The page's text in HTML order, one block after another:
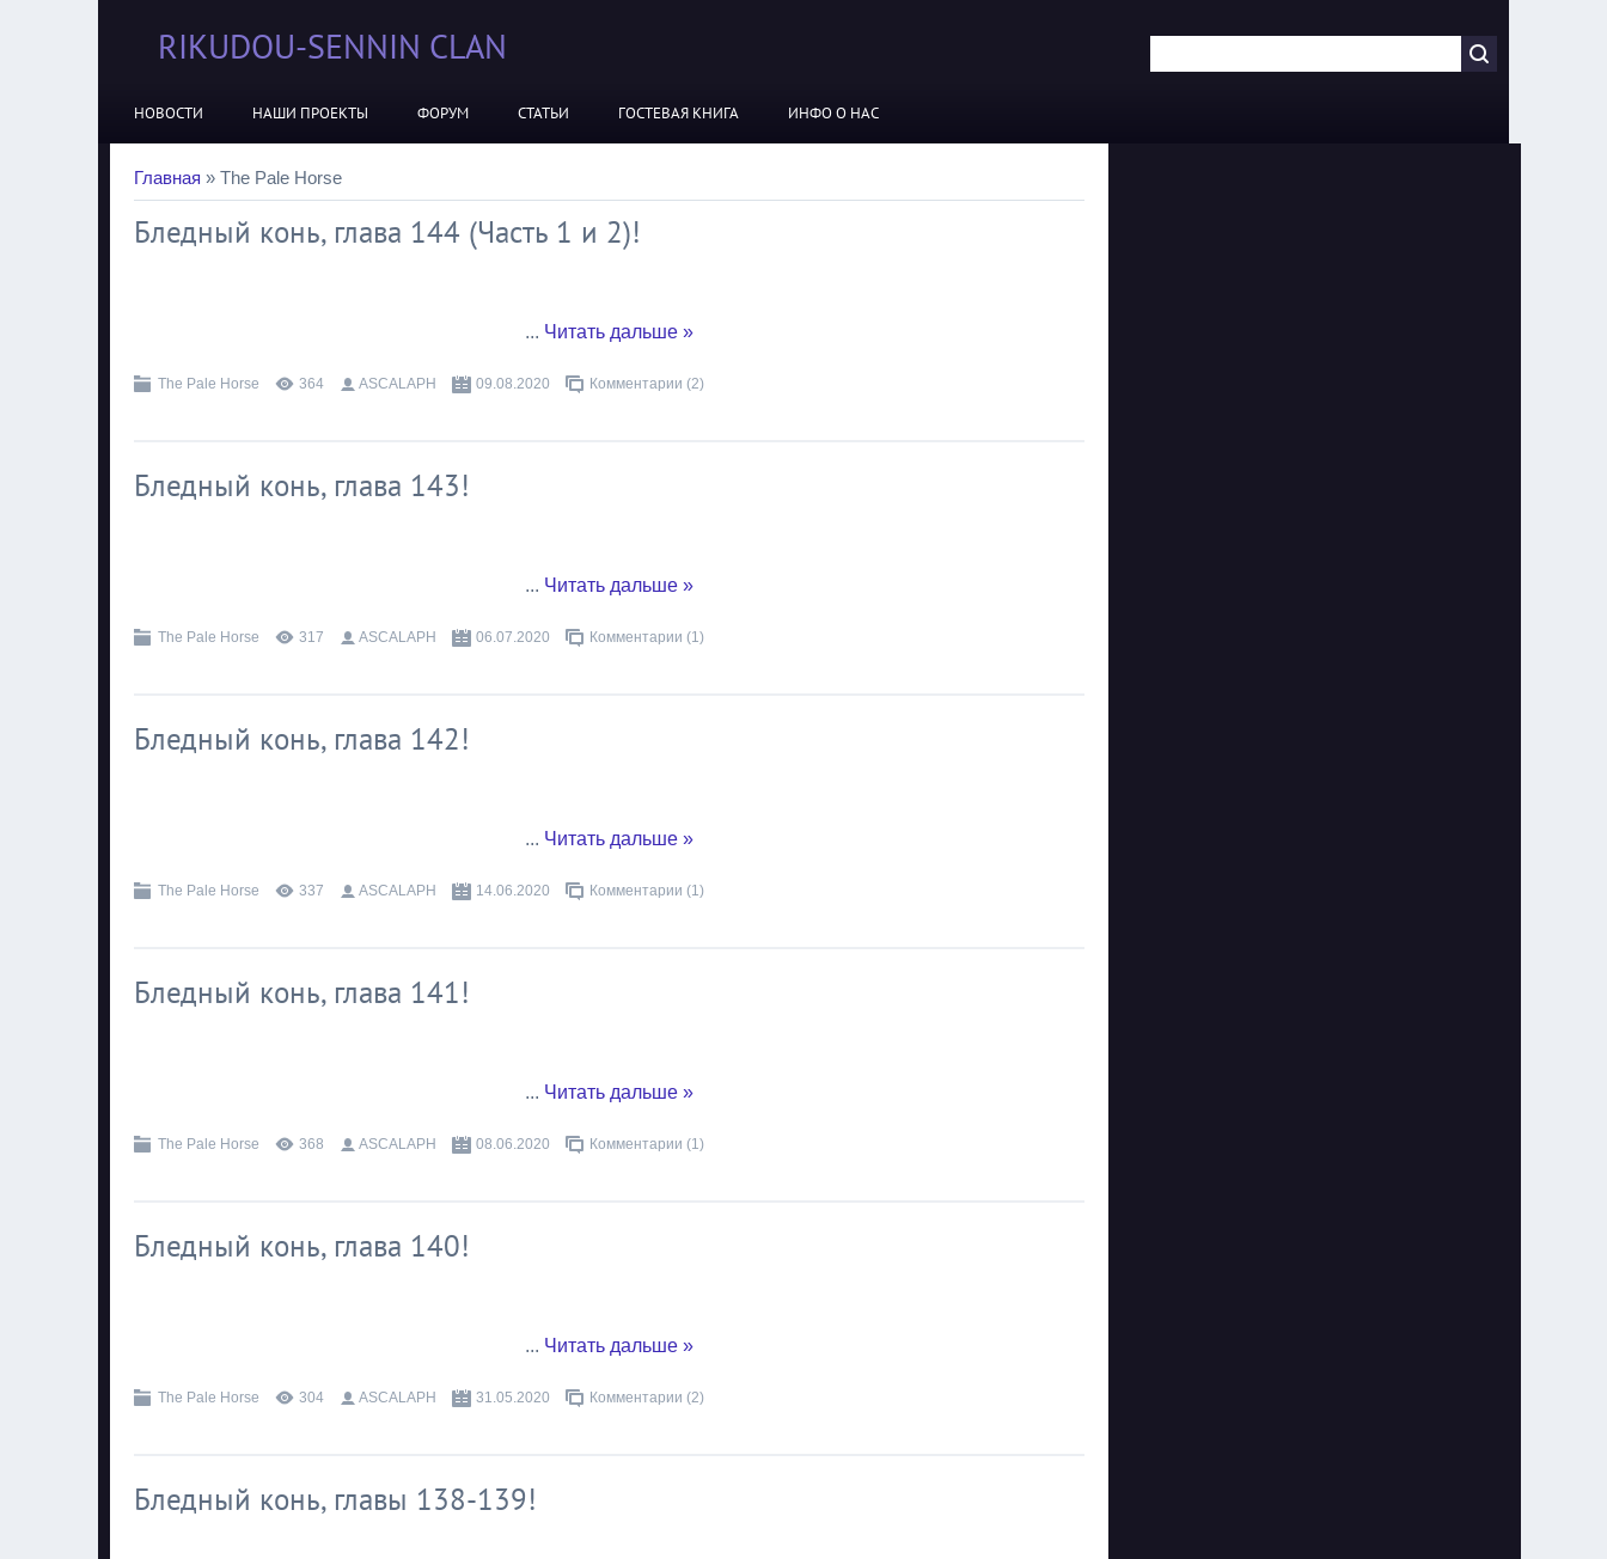
RIKUDOU-SENNIN CLAN
НОВОСТИ НАШИ ПРОЕКТЫ ФОРУМ СТАТЬИ ГОСТЕВАЯ КНИГА ИНФО О НАС
Главная » The Pale Horse
Бледный конь, глава 144 (Часть 1 и 2)!
... Читать дальше »
The Pale Horse 364 ASCALAPH 09.08.2020 Комментарии (2)
Бледный конь, глава 143!
... Читать дальше »
The Pale Horse 317 ASCALAPH 06.07.2020 Комментарии (1)
Бледный конь, глава 142!
... Читать дальше »
The Pale Horse 337 ASCALAPH 14.06.2020 Комментарии (1)
Бледный конь, глава 141!
... Читать дальше »
The Pale Horse 368 ASCALAPH 08.06.2020 Комментарии (1)
Бледный конь, глава 140!
... Читать дальше »
The Pale Horse 304 ASCALAPH 31.05.2020 Комментарии (2)
Бледный конь, главы 138-139!